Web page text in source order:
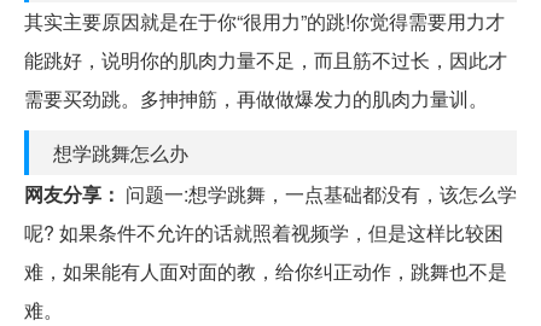
其实主要原因就是在于你“很用力”的跳!你觉得需要用力才
能跳好，说明你的肌肉力量不足，而且筋不过长，因此才
需要买劲跳。多抻抻筋，再做做爆发力的肌肉力量训。
想学跳舞怎么办
网友分享： 问题一:想学跳舞，一点基础都没有，该怎么学
呢? 如果条件不允许的话就照着视频学，但是这样比较困
难，如果能有人面对面的教，给你纠正动作，跳舞也不是
难。